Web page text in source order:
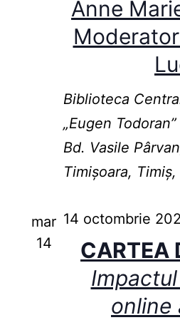
Anne
Biblioteca
„Eugen
Bd. Vasile
Timișoara, Timiș,
mar
14
CARTEA
online
14 octombrie